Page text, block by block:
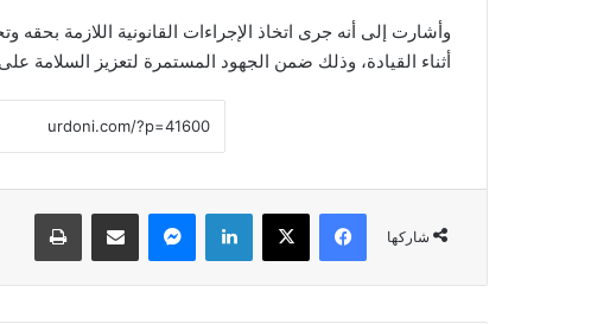
وأشارت إلى أنه جرى اتخاذ الإجراءات القانونية اللازمة بحقه
أثناء القيادة، وذلك ضمن الجهود المستمرة لتعزيز السلامة
شاركها
فيسبوك لينكدإن